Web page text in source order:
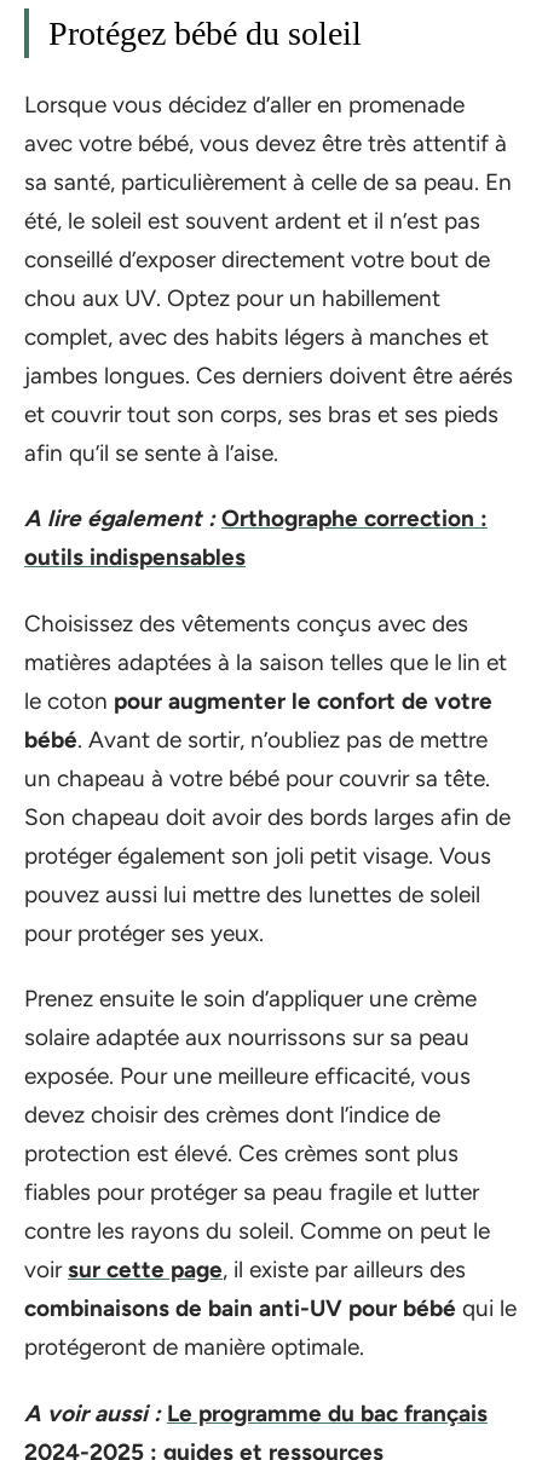
Protégez bébé du soleil
Lorsque vous décidez d’aller en promenade
avec votre bébé, vous devez être très attentif à
sa santé, particulièrement à celle de sa peau. En
été, le soleil est souvent ardent et il n’est pas
conseillé d’exposer directement votre bout de
chou aux UV. Optez pour un habillement
complet, avec des habits légers à manches et
jambes longues. Ces derniers doivent être aérés
et couvrir tout son corps, ses bras et ses pieds
afin qu’il se sente à l’aise.
A lire également : Orthographe correction :
outils indispensables
Choisissez des vêtements conçus avec des
matières adaptées à la saison telles que le lin et
le coton pour augmenter le confort de votre
bébé. Avant de sortir, n’oubliez pas de mettre
un chapeau à votre bébé pour couvrir sa tête.
Son chapeau doit avoir des bords larges afin de
protéger également son joli petit visage. Vous
pouvez aussi lui mettre des lunettes de soleil
pour protéger ses yeux.
Prenez ensuite le soin d’appliquer une crème
solaire adaptée aux nourrissons sur sa peau
exposée. Pour une meilleure efficacité, vous
devez choisir des crèmes dont l’indice de
protection est élevé. Ces crèmes sont plus
fiables pour protéger sa peau fragile et lutter
contre les rayons du soleil. Comme on peut le
voirsur cette page, il existe par ailleurs des
combinaisons de bain anti-UV pour bébé qui le
protégeront de manière optimale.
A voir aussi : Le programme du bac français
2024-2025 : guides et ressources